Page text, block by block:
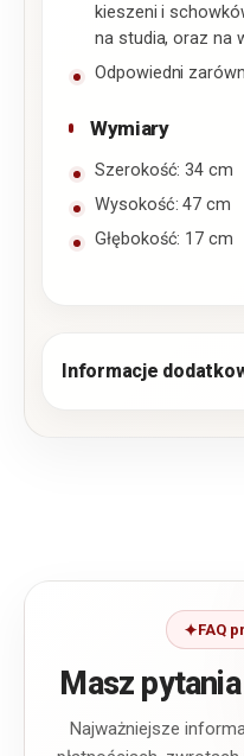
kieszeni i
na studia, oraz na
Odpowiedni
Wymiary
Szerokość: 34 cm
Wysokość: 47 cm
Głębokość: 17 cm
Informacje
FAQ
Masz
Najważniejsze